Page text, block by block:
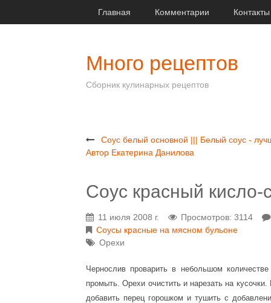
Главная Комментарии Контакты
Много рецептов
Сборник кулинарных рецептов
Соус белый основной ||| Белый соус -
Автор Екатерина Данилова
Соус красный кисло-
11 июля 2008 г.
Просмотров: 3114
Соусы красные на мясном бульоне
Орехи
Чернослив проварить в небольшом
промыть. Орехи очистить и нарезать на
добавить перец горошком и тушить с